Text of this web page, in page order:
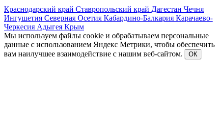
Краснодарский край Ставропольский край Дагестан Чечня
Ингушетия Северная Осетия Кабардино-Балкария Карачаево-
Черкесия Адыгея Крым
Мы используем файлы cookie и обрабатываем персональные
данные с использованием Яндекс Метрики, чтобы обеспечить
вам наилучшее взаимодействие с нашим веб-сайтом.
ОК